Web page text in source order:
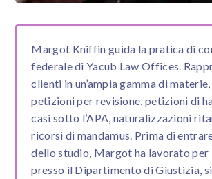
Margot Kniffin guida la pratica di
federale di Yacub Law Offices.
clienti in un’ampia gamma di
petizioni per revisione, petizioni di
casi sotto l’APA, naturalizzazioni
ricorsi di mandamus. Prima di
dello studio, Margot ha lavorato per
presso il Dipartimento di Giustizia,